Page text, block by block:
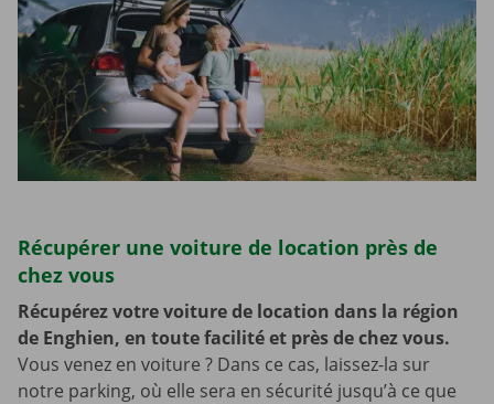
Récupérer une voiture de location près de
chez vous
Récupérez votre voiture de location dans la région
de Enghien, en toute facilité et près de chez vous.
Vous venez en voiture ? Dans ce cas, laissez-la sur
notre parking, où elle sera en sécurité jusqu’à ce que